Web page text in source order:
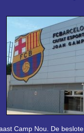
Camp Nou. De